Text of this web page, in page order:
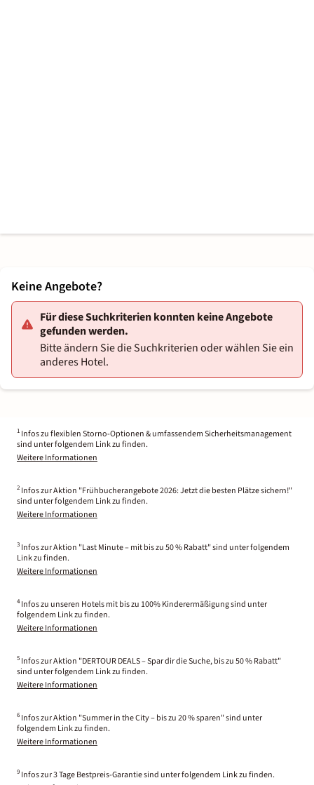
Keine Angebote?
Für diese Suchkriterien konnten keine Angebote
gefunden werden.
Bitte ändern Sie die Suchkriterien oder wählen Sie ein
anderes Hotel.
1 Infos zu flexiblen Storno-Optionen & umfassendem Sicherheitsmanagement
sind unter folgendem Link zu finden.
Weitere Informationen
2 Infos zur Aktion "Frühbucherangebote 2026: Jetzt die besten Plätze sichern!"
sind unter folgendem Link zu finden.
Weitere Informationen
3 Infos zur Aktion "Last Minute – mit bis zu 50 % Rabatt" sind unter folgendem
Link zu finden.
Weitere Informationen
4 Infos zu unseren Hotels mit bis zu 100% Kinderermäßigung sind unter
folgendem Link zu finden.
Weitere Informationen
5 Infos zur Aktion "DERTOUR DEALS – Spar dir die Suche, bis zu 50 % Rabatt"
sind unter folgendem Link zu finden.
Weitere Informationen
6 Infos zur Aktion "Summer in the City – bis zu 20 % sparen" sind unter
folgendem Link zu finden.
Weitere Informationen
9 Infos zur 3 Tage Bestpreis-Garantie sind unter folgendem Link zu finden.